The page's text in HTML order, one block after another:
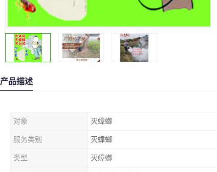
产品描述
对象 灭蟑螂
服务类别 灭蟑螂
类型 灭蟑螂